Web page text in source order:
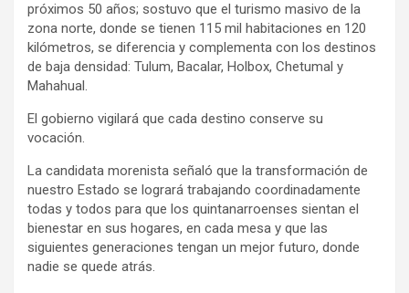
próximos 50 años; sostuvo que el turismo masivo de la
zona norte, donde se tienen 115 mil habitaciones en 120
kilómetros, se diferencia y complementa con los destinos
de baja densidad: Tulum, Bacalar, Holbox, Chetumal y
Mahahual.
El gobierno vigilará que cada destino conserve su
vocación.
La candidata morenista señaló que la transformación de
nuestro Estado se logrará trabajando coordinadamente
todas y todos para que los quintanarroenses sientan el
bienestar en sus hogares, en cada mesa y que las
siguientes generaciones tengan un mejor futuro, donde
nadie se quede atrás.